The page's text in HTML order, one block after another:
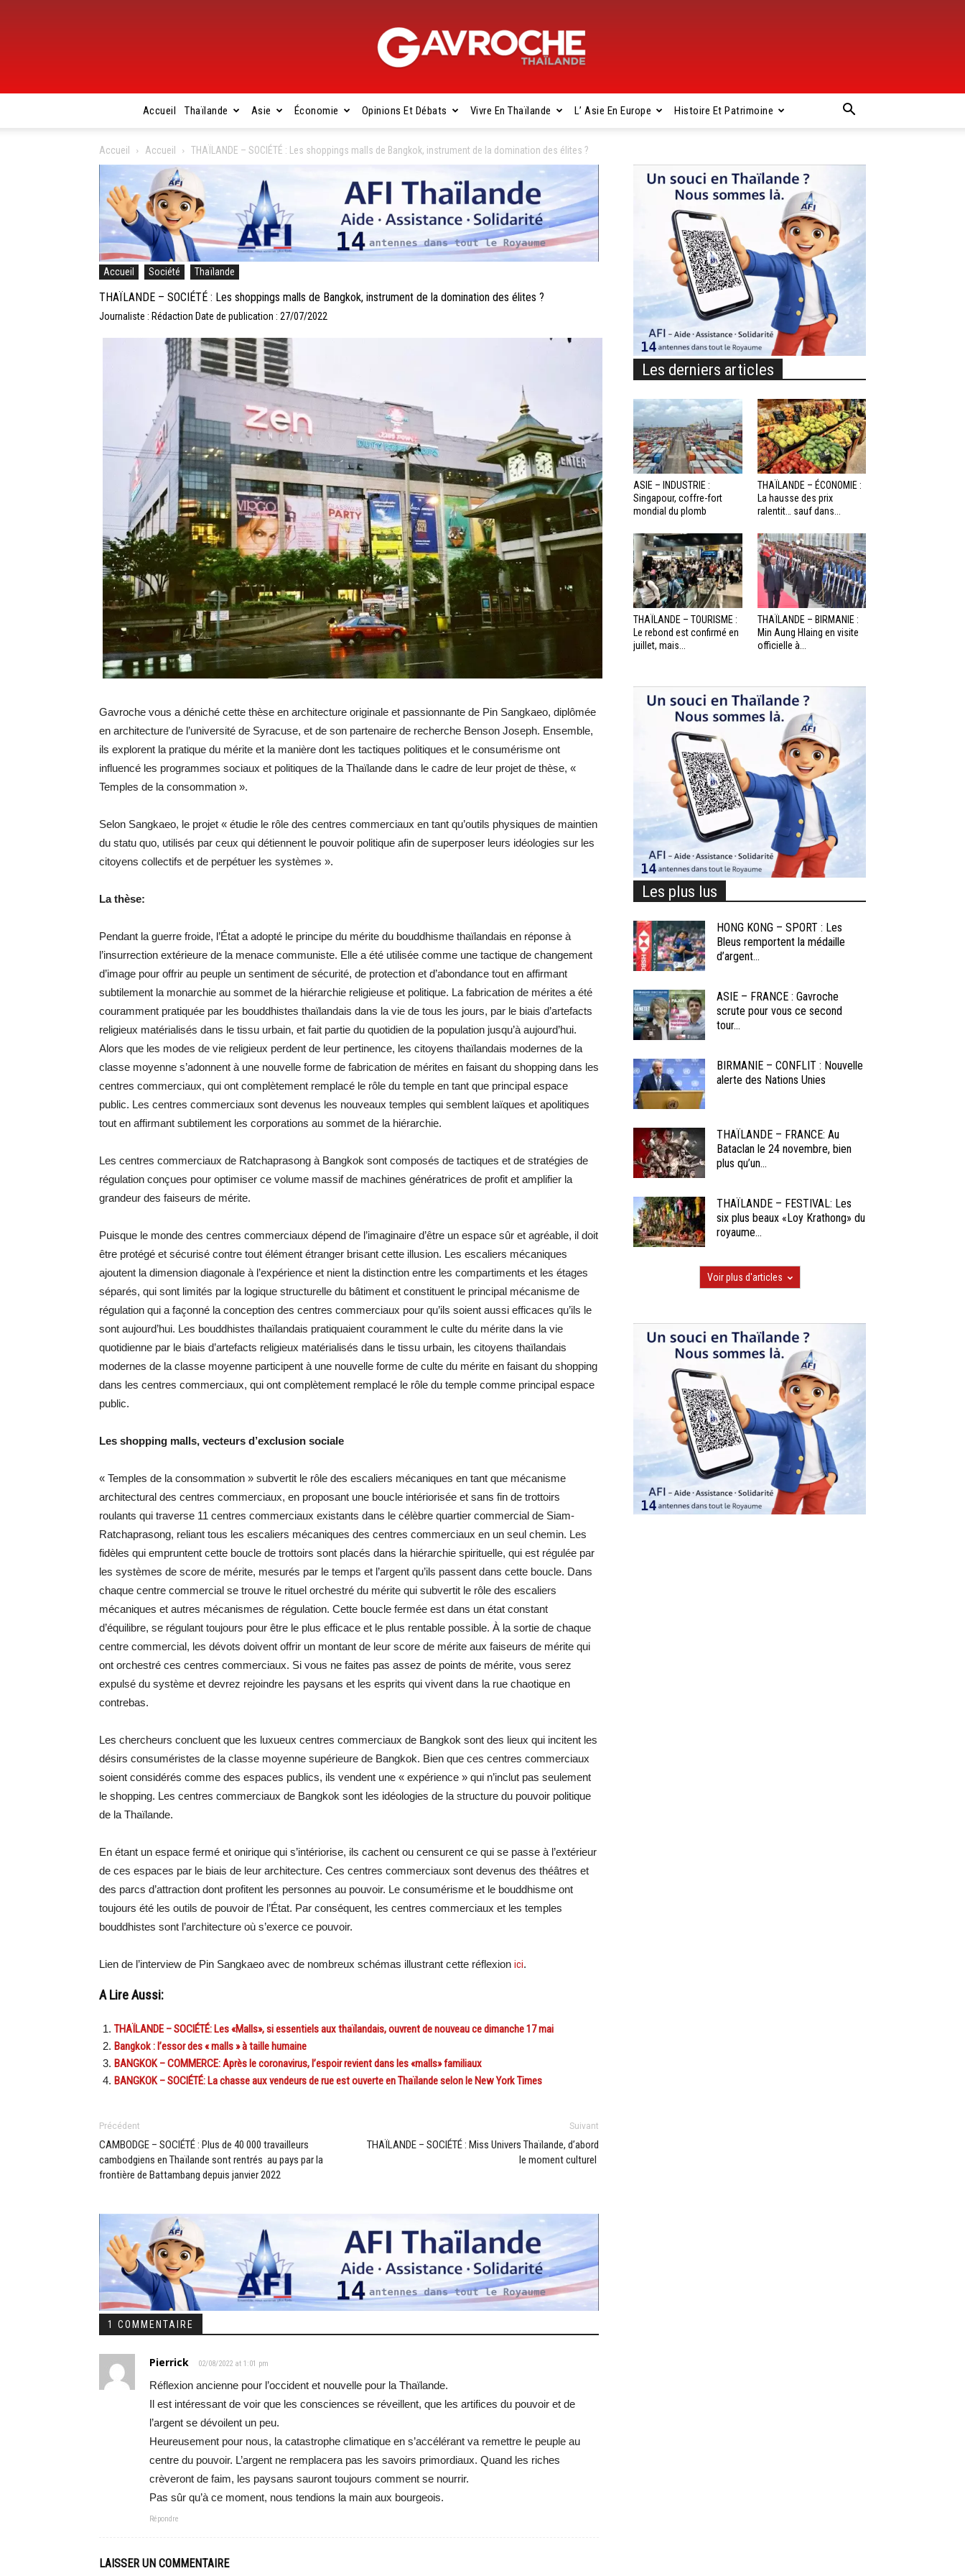
Gavroche
Thaïlande
Accueil Thaïlande Asie Économie Opinions Et Débats Vivre En Thaïlande L’ Asie En Europe Histoire Et Patrimoine
Accueil Accueil THAÏLANDE – SOCIÉTÉ : Les shoppings malls de Bangkok, instrument de la domination des élites ?
Accueil Société Thaïlande
THAÏLANDE – SOCIÉTÉ : Les shoppings malls de Bangkok, instrument de la domination des élites ?
Journaliste : Rédaction Date de publication : 27/07/2022
Gavroche vous a déniché cette thèse en architecture originale et passionnante de Pin Sangkaeo, diplômée
en architecture de l’université de Syracuse, et de son partenaire de recherche Benson Joseph. Ensemble,
ils explorent la pratique du mérite et la manière dont les tactiques politiques et le consumérisme ont
influencé les programmes sociaux et politiques de la Thaïlande dans le cadre de leur projet de thèse, «
Temples de la consommation ».
Selon Sangkaeo, le projet « étudie le rôle des centres commerciaux en tant qu’outils physiques de maintien
du statu quo, utilisés par ceux qui détiennent le pouvoir politique afin de superposer leurs idéologies sur les
citoyens collectifs et de perpétuer les systèmes ».
La thèse:
Pendant la guerre froide, l’État a adopté le principe du mérite du bouddhisme thaïlandais en réponse à
l’insurrection extérieure de la menace communiste. Elle a été utilisée comme une tactique de changement
d’image pour offrir au peuple un sentiment de sécurité, de protection et d’abondance tout en affirmant
subtilement la monarchie au sommet de la hiérarchie religieuse et politique. La fabrication de mérites a été
couramment pratiquée par les bouddhistes thaïlandais dans la vie de tous les jours, par le biais d’artefacts
religieux matérialisés dans le tissu urbain, et fait partie du quotidien de la population jusqu’à aujourd’hui.
Alors que les modes de vie religieux perdent de leur pertinence, les citoyens thaïlandais modernes de la
classe moyenne s’adonnent à une nouvelle forme de fabrication de mérites en faisant du shopping dans les
centres commerciaux, qui ont complètement remplacé le rôle du temple en tant que principal espace
public. Les centres commerciaux sont devenus les nouveaux temples qui semblent laïques et apolitiques
tout en affirmant subtilement les corporations au sommet de la hiérarchie.
Les centres commerciaux de Ratchaprasong à Bangkok sont composés de tactiques et de stratégies de
régulation conçues pour optimiser ce volume massif de machines génératrices de profit et amplifier la
grandeur des faiseurs de mérite.
Puisque le monde des centres commerciaux dépend de l’imaginaire d’être un espace sûr et agréable, il doit
être protégé et sécurisé contre tout élément étranger brisant cette illusion. Les escaliers mécaniques
ajoutent la dimension diagonale à l’expérience et nient la distinction entre les compartiments et les étages
séparés, qui sont limités par la logique structurelle du bâtiment et constituent le principal mécanisme de
régulation qui a façonné la conception des centres commerciaux pour qu’ils soient aussi efficaces qu’ils le
sont aujourd’hui. Les bouddhistes thaïlandais pratiquaient couramment le culte du mérite dans la vie
quotidienne par le biais d’artefacts religieux matérialisés dans le tissu urbain, les citoyens thaïlandais
modernes de la classe moyenne participent à une nouvelle forme de culte du mérite en faisant du shopping
dans les centres commerciaux, qui ont complètement remplacé le rôle du temple comme principal espace
public.
Les shopping malls, vecteurs d’exclusion sociale
« Temples de la consommation » subvertit le rôle des escaliers mécaniques en tant que mécanisme
architectural des centres commerciaux, en proposant une boucle intériorisée et sans fin de trottoirs
roulants qui traverse 11 centres commerciaux existants dans le célèbre quartier commercial de Siam-
Ratchaprasong, reliant tous les escaliers mécaniques des centres commerciaux en un seul chemin. Les
fidèles qui empruntent cette boucle de trottoirs sont placés dans la hiérarchie spirituelle, qui est régulée par
les systèmes de score de mérite, mesurés par le temps et l’argent qu’ils passent dans cette boucle. Dans
chaque centre commercial se trouve le rituel orchestré du mérite qui subvertit le rôle des escaliers
mécaniques et autres mécanismes de régulation. Cette boucle fermée est dans un état constant
d’équilibre, se régulant toujours pour être le plus efficace et le plus rentable possible. À la sortie de chaque
centre commercial, les dévots doivent offrir un montant de leur score de mérite aux faiseurs de mérite qui
ont orchestré ces centres commerciaux. Si vous ne faites pas assez de points de mérite, vous serez
expulsé du système et devrez rejoindre les paysans et les esprits qui vivent dans la rue chaotique en
contrebas.
Les chercheurs concluent que les luxueux centres commerciaux de Bangkok sont des lieux qui incitent les
désirs consuméristes de la classe moyenne supérieure de Bangkok. Bien que ces centres commerciaux
soient considérés comme des espaces publics, ils vendent une « expérience » qui n’inclut pas seulement
le shopping. Les centres commerciaux de Bangkok sont les idéologies de la structure du pouvoir politique
de la Thaïlande.
En étant un espace fermé et onirique qui s’intériorise, ils cachent ou censurent ce qui se passe à l’extérieur
de ces espaces par le biais de leur architecture. Ces centres commerciaux sont devenus des théâtres et
des parcs d’attraction dont profitent les personnes au pouvoir. Le consumérisme et le bouddhisme ont
toujours été les outils de pouvoir de l’État. Par conséquent, les centres commerciaux et les temples
bouddhistes sont l’architecture où s’exerce ce pouvoir.
Lien de l’interview de Pin Sangkaeo avec de nombreux schémas illustrant cette réflexion ici.
A Lire Aussi:
THAÏLANDE – SOCIÉTÉ: Les «Malls», si essentiels aux thaïlandais, ouvrent de nouveau ce dimanche 17 mai
Bangkok : l’essor des « malls » à taille humaine
BANGKOK – COMMERCE: Après le coronavirus, l’espoir revient dans les «malls» familiaux
BANGKOK – SOCIÉTÉ: La chasse aux vendeurs de rue est ouverte en Thaïlande selon le New York Times
Précédent
CAMBODGE – SOCIÉTÉ : Plus de 40 000 travailleurs
cambodgiens en Thaïlande sont rentrés au pays par la
frontière de Battambang depuis janvier 2022
Suivant
THAÏLANDE – SOCIÉTÉ : Miss Univers Thaïlande, d’abord
le moment culturel
1 COMMENTAIRE
Pierrick 02/08/2022 at 1:01 pm
Réflexion ancienne pour l’occident et nouvelle pour la Thaïlande.
Il est intéressant de voir que les consciences se réveillent, que les artifices du pouvoir et de
l’argent se dévoilent un peu.
Heureusement pour nous, la catastrophe climatique en s’accélérant va remettre le peuple au
centre du pouvoir. L’argent ne remplacera pas les savoirs primordiaux. Quand les riches
crèveront de faim, les paysans sauront toujours comment se nourrir.
Pas sûr qu’à ce moment, nous tendions la main aux bourgeois.
Répondre
LAISSER UN COMMENTAIRE
Les derniers articles
ASIE – INDUSTRIE :
Singapour, coffre-fort
mondial du plomb
THAÏLANDE – ÉCONOMIE :
La hausse des prix
ralentit… sauf dans...
THAÏLANDE – TOURISME :
Le rebond est confirmé en
juillet, mais...
THAÏLANDE – BIRMANIE :
Min Aung Hlaing en visite
officielle à...
Les plus lus
HONG KONG – SPORT : Les
Bleus remportent la médaille
d’argent...
ASIE – FRANCE : Gavroche
scrute pour vous ce second
tour...
BIRMANIE – CONFLIT : Nouvelle
alerte des Nations Unies
THAÏLANDE – FRANCE: Au
Bataclan le 24 novembre, bien
plus qu’un...
THAÏLANDE – FESTIVAL: Les
six plus beaux «Loy Krathong» du
royaume...
Voir plus d'articles